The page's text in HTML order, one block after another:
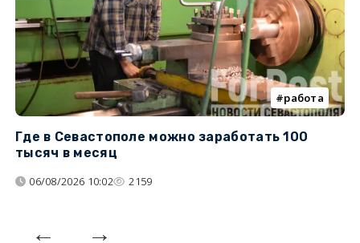
работа
Где в Севастополе можно заработать 100
тысяч в месяц
06/08/2026 10:02 2159